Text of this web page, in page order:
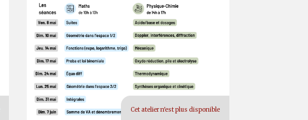
Cet atelier n'est plus disponible